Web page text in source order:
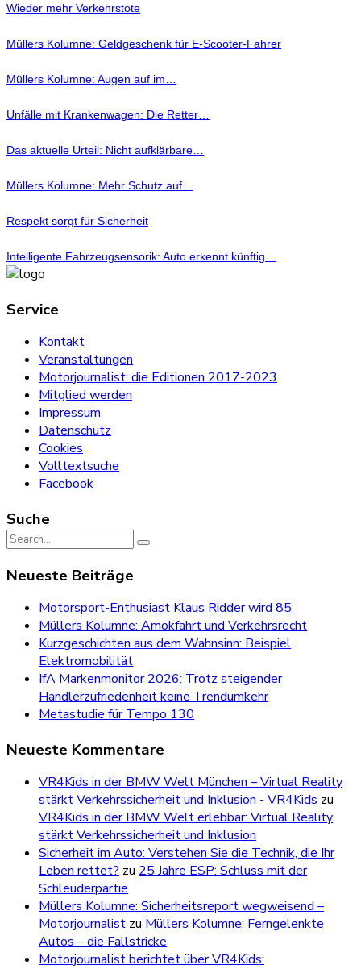
Wieder mehr Verkehrstote
Müllers Kolumne: Geldgeschenk für E-Scooter-Fahrer
Müllers Kolumne: Augen auf im…
Unfälle mit Krankenwagen: Die Retter…
Das aktuelle Urteil: Nicht aufklärbare…
Müllers Kolumne: Mehr Schutz auf…
Respekt sorgt für Sicherheit
Intelligente Fahrzeugsensorik: Auto erkennt künftig…
Service
Kontakt
Veranstaltungen
Motorjournalist: die Editionen 2017-2023
Mitglied werden
Impressum
Datenschutz
Cookies
Volltextsuche
Facebook
Suche
Search
for:
Neueste Beiträge
Motorsport-Enthusiast Klaus Ridder wird 85
Müllers Kolumne: Amokfahrt und Verkehrsrecht
Kurzgeschichten aus dem Wahnsinn: Beispiel
Elektromobilität
IfA Markenmonitor 2026: Trotz steigender
Händlerzufriedenheit keine Trendumkehr
Metastudie für Tempo 130
Neueste Kommentare
VR4Kids in der BMW Welt München – Virtual Reality
stärkt Verkehrssicherheit und Inklusion - VR4Kids zu
VR4Kids in der BMW Welt erlebbar: Virtual Reality
stärkt Verkehrssicherheit und Inklusion
Sicherheit im Auto: Verstehen Sie die Technik, die Ihr
Leben rettet? zu 25 Jahre ESP: Schluss mit der
Schleuderpartie
Müllers Kolumne: Sicherheitsreport wegweisend –
Motorjournalist zu Müllers Kolumne: Ferngelenkte
Autos – die Fallstricke
Motorjournalist berichtet über VR4Kids: